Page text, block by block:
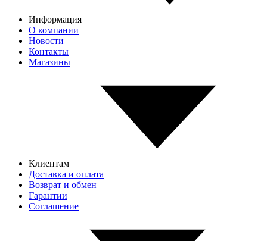
Информация
О компании
Новости
Контакты
Магазины
Клиентам
Доставка и оплата
Возврат и обмен
Гарантии
Соглашение